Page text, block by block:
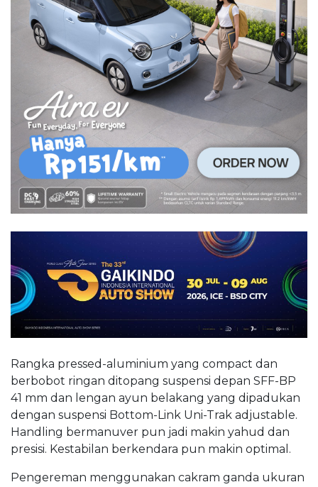
Rangka pressed-aluminium yang compact dan
berbobot ringan ditopang suspensi depan SFF-BP
41 mm dan lengan ayun belakang yang dipadukan
dengan suspensi Bottom-Link Uni-Trak adjustable.
Handling bermanuver pun jadi makin yahud dan
presisi. Kestabilan berkendara pun makin optimal.
Pengereman menggunakan cakram ganda ukuran